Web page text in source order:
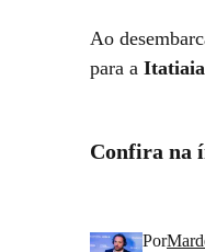
Ao
para a Itatiaia
Confira na
Por